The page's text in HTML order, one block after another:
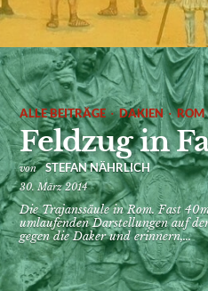
ALLE BEITRÄGE · DAKIEN · ROM
Feldzug in
von STEFAN NÄHRLICH
30. März 2014
Die Trajanssäule in Rom. Fast
umlaufenden Darstellungen auf
gegen die Daker und erinnern,...